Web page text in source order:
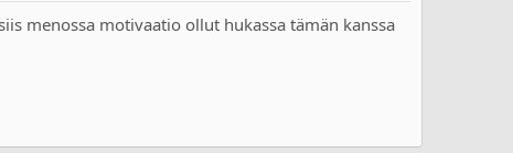
menossa motivaatio ollut hukassa tämän kanssa